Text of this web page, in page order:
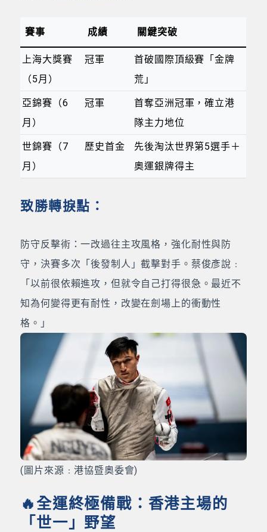
賽事 成績 關鍵突破
上海大獎賽
（5月）
冠軍
首破國際頂級賽「金牌
荒」
亞錦賽（6
月）
冠軍
首奪亞洲冠軍，確立港
隊主力地位
世錦賽（7
月）
歷史首金
先後淘汰世界第5選手＋
奧運銀牌得主
致勝轉捩點：
防守反擊術：一改過往主攻風格，強化耐性與防
守，決賽多次「後發制人」截擊對手。蔡俊彥說﹕
「以前很依賴進攻，但就令自己打得很急。最近不
知為何變得更有耐性，改變在劍場上的衝動性
格。」
(圖片來源﹕港協暨奧委會)
🔥全運終極備戰：香港主場的
「世一」野望